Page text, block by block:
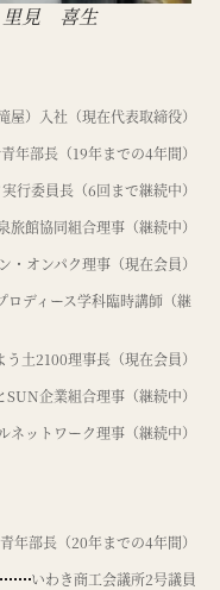
見 喜生
屋）入社（現在代表取締役）
年部長（19年までの4年間）
行委員長（6回まで継続中）
旅館協同組合理事（継続中）
・オンパク理事（現在会員）
ディース学科臨時講師（継
土2100理事長（現在会員）
SUN企業組合理事（継続中）
ネットワーク理事（継続中）
年部長（20年までの4年間）
いわき商工会議所2号議員